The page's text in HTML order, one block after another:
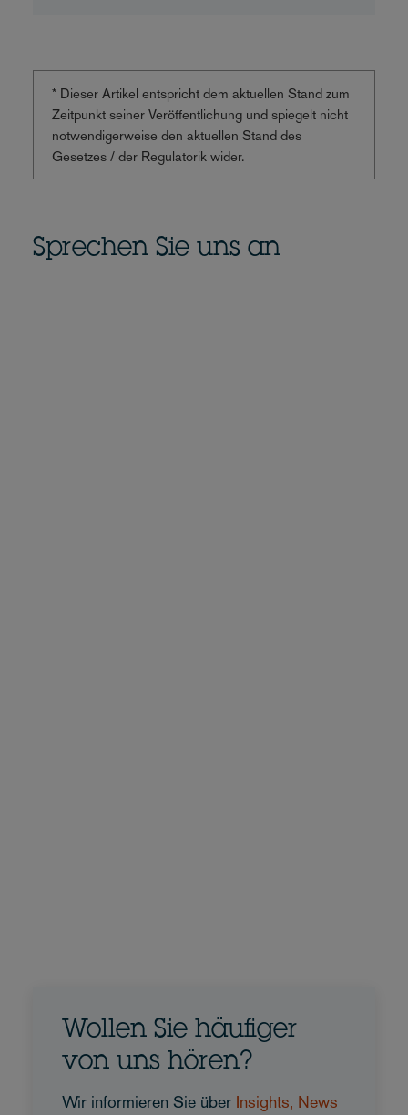
* Dieser Artikel entspricht dem aktuellen Stand zum
Zeitpunkt seiner Veröffentlichung und spiegelt nicht
notwendigerweise den aktuellen Stand des
Gesetzes / der Regulatorik wider.
Sprechen Sie uns an
Wollen Sie häufiger
von uns hören?
Wir informieren Sie über Insights, News